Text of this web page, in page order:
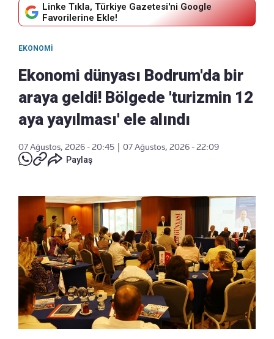
Linke Tıkla, Türkiye Gazetesi'ni Google
Favorilerine Ekle!
EKONOMI
Ekonomi dünyası Bodrum'da bir
araya geldi! Bölgede 'turizmin 12
aya yayılması' ele alındı
07 Ağustos, 2026 - 20:45 | 07 Ağustos, 2026 - 22:09
Paylaş